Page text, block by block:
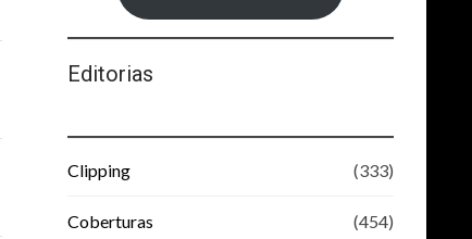
Editorias
Clipping (333)
Coberturas (454)